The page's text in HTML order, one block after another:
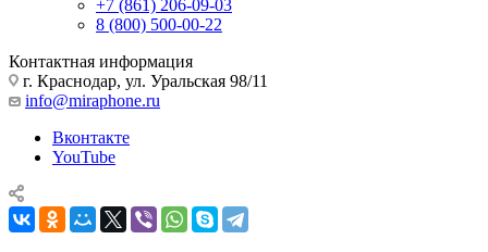
+7 (861) 206-09-03
8 (800) 500-00-22
Контактная информация
г. Краснодар, ул. Уральская 98/11
info@miraphone.ru
Вконтакте
YouTube